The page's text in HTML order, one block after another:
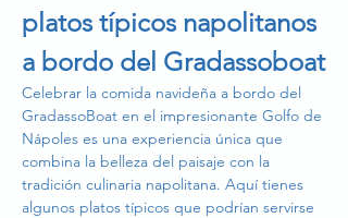
platos típicos napolitanos
a bordo del Gradassoboat
Celebrar la comida navideña a bordo del
GradassoBoat en el impresionante Golfo de
Nápoles es una experiencia única que
combina la belleza del paisaje con la
tradición culinaria napolitana. Aquí tienes
algunos platos típicos que podrían servirse